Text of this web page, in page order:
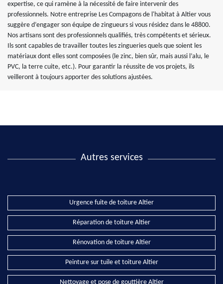
expertise, ce qui ramène à la nécessité de faire intervenir des
professionnels. Notre entreprise Les Compagons de l'habitat à Altier vous
suggère d’engager son équipe de zingueurs si vous résidez dans le 48800.
Nos artisans sont des professionnels qualifiés, très compétents et sérieux.
Ils sont capables de travailler toutes les zingueries quels que soient les
matériaux dont elles sont composées (le zinc, bien sûr, mais aussi l’alu, le
PVC, la terre cuite, etc.). Pour garantir la réussite de vos projets, ils
veilleront à toujours apporter des solutions ajustées.
Autres services
Urgence fuite de toiture Altier
Réparation de toiture Altier
Rénovation de toiture Altier
Peinture sur tuile et toiture Altier
Nettoyage et pose de gouttière Altier